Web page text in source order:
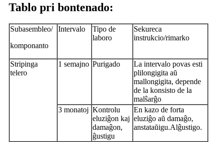
Tablo pri bontenado:
Subasembleo/
komponanto
Intervalo
Tipo de
laboro
Sekureca
instrukcio/rimarko
Stripinga
telero
1 semajno Purigado
La intervalo povas esti
plilongigita aŭ
mallongigita, depende
de la konsisto de la
malŝarĝo
3 monatoj Kontrolu
eluziĝon kaj
damaĝon,
ĝustigu
En kazo de forta
eluziĝo aŭ damaĝo,
anstataŭigu.Alĝustigo.